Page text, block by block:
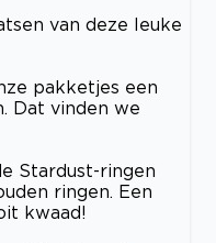
van deze leuke
pakketjes een
Dat vinden we
Stardust-ringen
ringen. Een
kwaad!